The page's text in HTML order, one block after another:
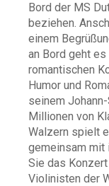
Bord der MS
beziehen.
einem
an Bord geht
romantischen
Humor und
seinem
Millionen von
Walzern spielt
gemeinsam mit
Sie das
Violinisten der